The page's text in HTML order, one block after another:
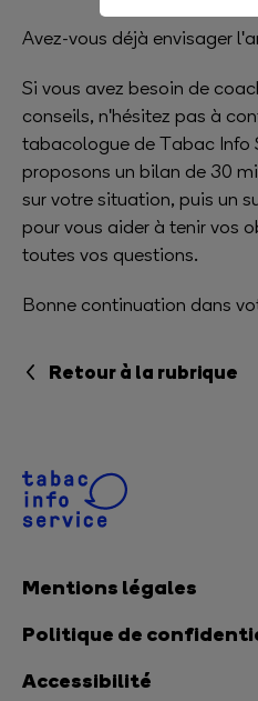
Avez-vous déjà envisager
Si vous avez besoin de
conseils, n'hésitez pas à
tabacologue de Tabac Info
proposons un bilan de 30
sur votre situation, puis un
pour vous aider à tenir vos
toutes vos questions.
Bonne continuation dans
Retour à la rubrique
Mentions légales
Politique de
Accessibilité